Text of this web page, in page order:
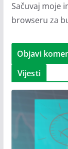
Sačuvaj moje
browseru za
Vijesti